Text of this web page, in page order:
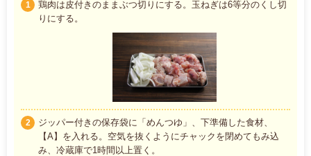
1
鶏肉は皮付きのままぶつ切りにする。玉ねぎは6等分のくし切
りにする。
2
ジッパー付きの保存袋に「めんつゆ」、下準備した食材、
【A】を入れる。空気を抜くようにチャックを閉めてもみ込
み、冷蔵庫で1時間以上置く。